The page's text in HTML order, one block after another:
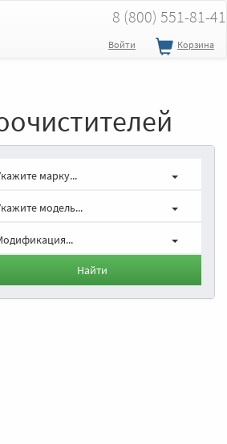
8 (800) 551-81-41
Войти Корзина
марку...
модель...
Найти